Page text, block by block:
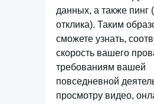
данных, а также пинг
отклика). Таким
сможете узнать,
скорость вашего
требованиям вашей
повседневной
просмотру видео,